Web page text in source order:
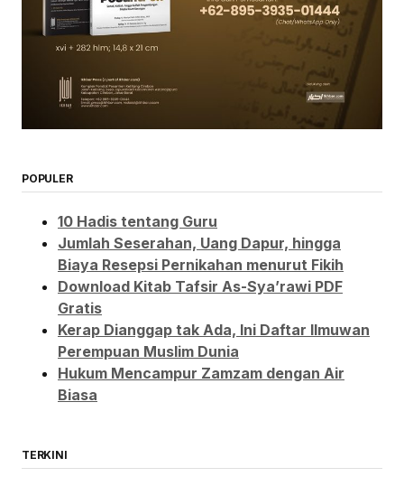
POPULER
10 Hadis tentang Guru
Jumlah Seserahan, Uang Dapur, hingga
Biaya Resepsi Pernikahan menurut Fikih
Download Kitab Tafsir As-Sya’rawi PDF
Gratis
Kerap Dianggap tak Ada, Ini Daftar Ilmuwan
Perempuan Muslim Dunia
Hukum Mencampur Zamzam dengan Air
Biasa
TERKINI